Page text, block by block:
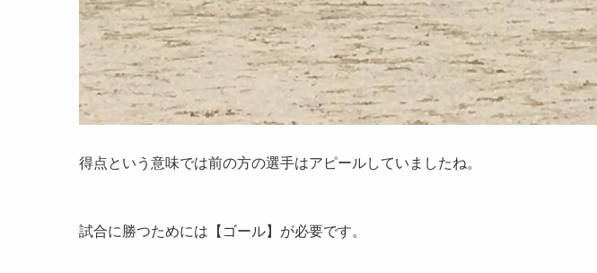
得点という意味では前の方の選手はアピールしていましたね。
試合に勝つためには【ゴール】が必要です。